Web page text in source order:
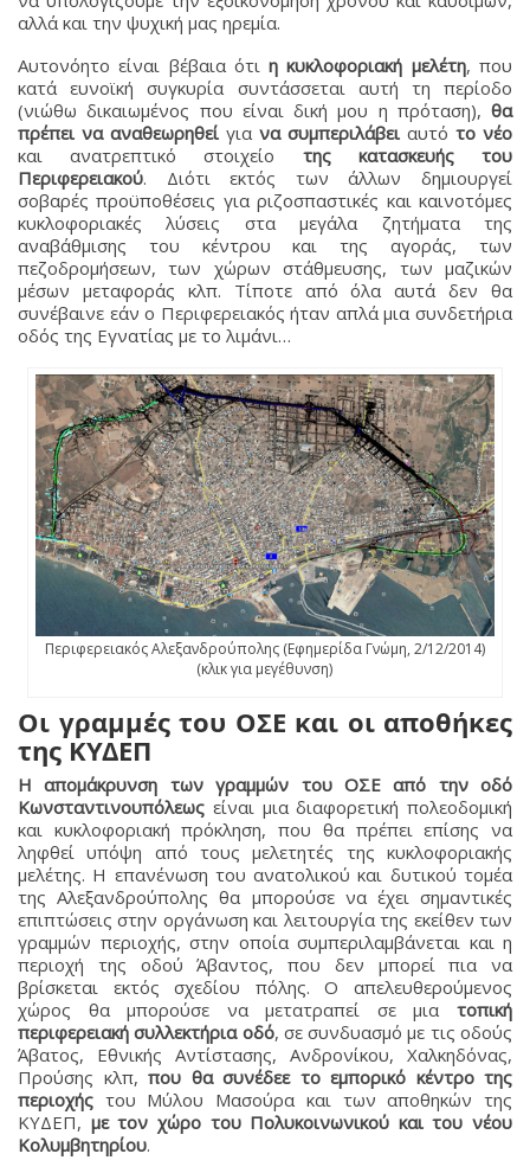
αλλά και την ψυχική μας ηρεμία.
Αυτονόητο είναι βέβαια ότιη κυκλοφοριακή μελέτη, που
κατά ευνοϊκή συγκυρία συντάσσεται αυτή τη περίοδο
(νιώθω δικαιωμένος που είναι δική μου η πρόταση), θα
πρέπει να αναθεωρηθεί για να συμπεριλάβει αυτό το νέο
και ανατρεπτικό στοιχείο της κατασκευής του
Περιφερειακού. Διότι εκτός των άλλων δημιουργεί
σοβαρές προϋποθέσεις για ριζοσπαστικές και καινοτόμες
κυκλοφοριακές λύσεις στα μεγάλα ζητήματα της
αναβάθμισης του κέντρου και της αγοράς, των
πεζοδρομήσεων, των χώρων στάθμευσης, των μαζικών
μέσων μεταφοράς κλπ. Τίποτε από όλα αυτά δεν θα
συνέβαινε εάν ο Περιφερειακός ήταν απλά μια συνδετήρια
οδός της Εγνατίας με το λιμάνι…
Περιφερειακός Αλεξανδρούπολης (Εφημερίδα Γνώμη, 2/12/2014)
(κλικ για μεγέθυνση)
Οι γραμμές του ΟΣΕ και οι αποθήκες
της ΚΥΔΕΠ
Η απομάκρυνση των γραμμών του ΟΣΕ από την οδό
Κωνσταντινουπόλεως είναι μια διαφορετική πολεοδομική
και κυκλοφοριακή πρόκληση, που θα πρέπει επίσης να
ληφθεί υπόψη από τους μελετητές της κυκλοφοριακής
μελέτης. Η επανένωση του ανατολικού και δυτικού τομέα
της Αλεξανδρούπολης θα μπορούσε να έχει σημαντικές
επιπτώσεις στην οργάνωση και λειτουργία της εκείθεν των
γραμμών περιοχής, στην οποία συμπεριλαμβάνεται και η
περιοχή της οδού Άβαντος, που δεν μπορεί πια να
βρίσκεται εκτός σχεδίου πόλης. Ο απελευθερούμενος
χώρος θα μπορούσε να μετατραπεί σε μια τοπική
περιφερειακή συλλεκτήρια οδό, σε συνδυασμό με τις οδούς
Άβατος, Εθνικής Αντίστασης, Ανδρονίκου, Χαλκηδόνας,
Προύσης κλπ, που θα συνέδεε το εμπορικό κέντρο της
περιοχής του Μύλου Μασούρα και των αποθηκών της
ΚΥΔΕΠ, με τον χώρο του Πολυκοινωνικού και του νέου
Κολυμβητηρίου.